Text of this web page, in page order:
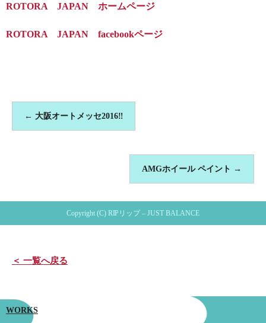
ROTORA JAPAN ホームページ
ROTORA JAPAN facebookページ
← 大阪オートメッセ2016‼︎
AMGホイール ペイント →
Copyright (C) RIPリップ – JUST BALANCE
＜ 一覧へ戻る
WORKS